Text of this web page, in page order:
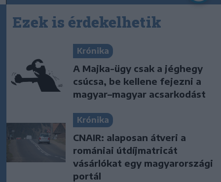
Ezek is érdekelhetik
Krónika
A Majka-ügy csak a jéghegy
csúcsa, be kellene fejezni a
magyar–magyar acsarkodást
Krónika
CNAIR: alaposan átveri a
romániai útdíjmatricát
vásárlókat egy magyarországi
portál